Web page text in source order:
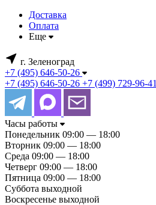
Доставка
Оплата
Еще
г. Зеленоград
+7 (495) 646-50-26
+7 (495) 646-50-26 +7 (499) 729-96-41
Часы работы
Понедельник 09:00 — 18:00
Вторник 09:00 — 18:00
Среда 09:00 — 18:00
Четверг 09:00 — 18:00
Пятница 09:00 — 18:00
Суббота выходной
Воскресенье выходной